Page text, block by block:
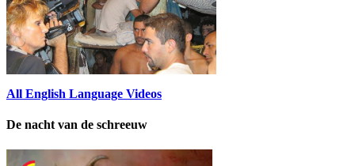
All English Language Videos
De nacht van de schreeuw